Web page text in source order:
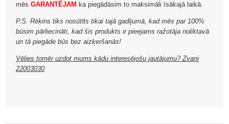
mēsGARANTĒJAM ka piegādāsim to maksimāli īsākajā laikā.
P.S. Rēķins tiks nosūtīts tikai tajā gadījumā, kad mēs par 100%
būsim pārliecināti, kad šis produkts ir pieejams ražotāja noliktavā
un tā piegāde būs bez aizķeršanās!
Vēlies tomēr uzdot mums kādu interesējošu jautājumu? Zvani
22003030